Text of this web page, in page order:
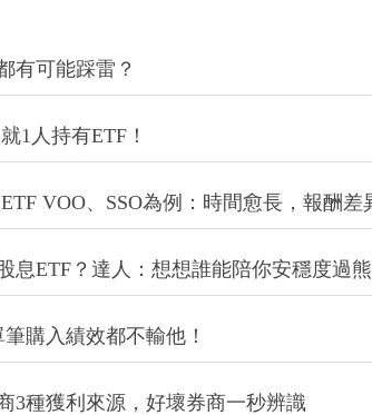
有可能踩雷？
1人持有ETF！
VOO、SSO為例：時間愈長，報酬差
息ETF？達人：想想誰能陪你安穩度過
購入績效都不輸他！
3種獲利來源，好壞券商一秒辨識